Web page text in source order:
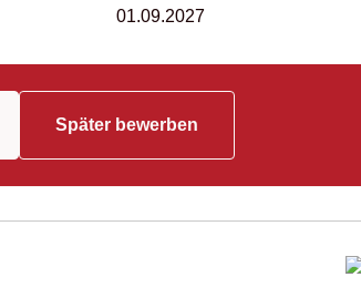
01.09.2027
Später bewerben